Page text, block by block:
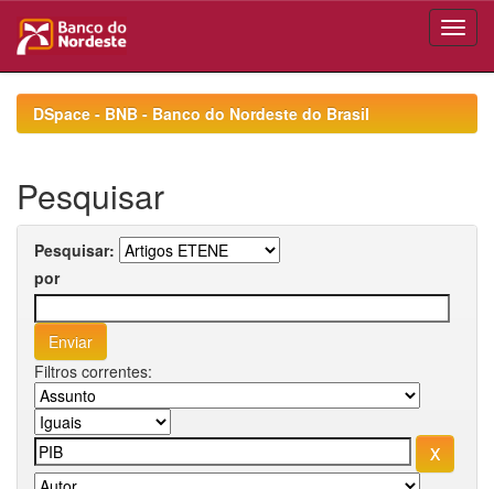
navigationDSpace - BNB - Banco do Nordeste do Brasil
Pesquisar
Pesquisar:
por
Filtros correntes: